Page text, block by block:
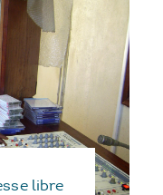
libre